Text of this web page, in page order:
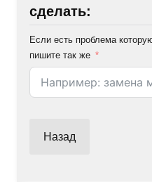
сделать:
Если есть проблема
пишите так же
Назад